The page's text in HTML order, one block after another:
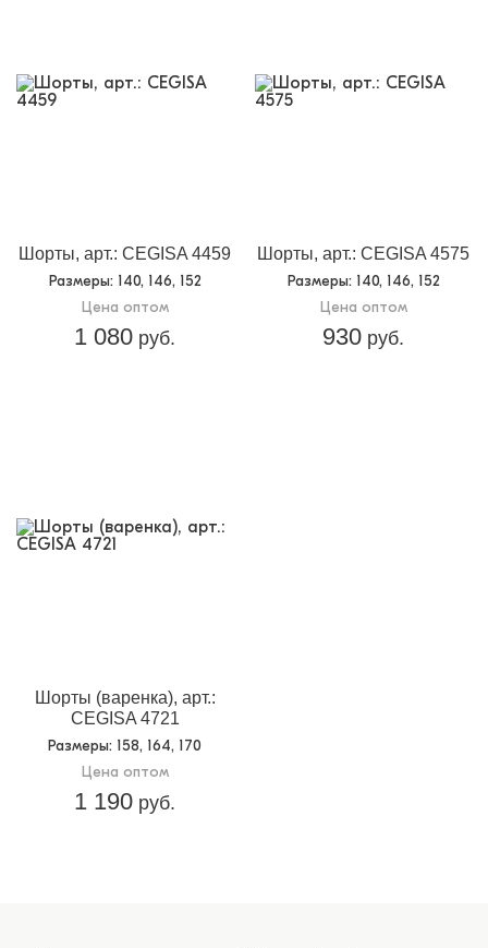
Шорты, арт.: CEGISA 4459
Размеры: 140, 146, 152
Цена оптом
1 080 руб.
Шорты, арт.: CEGISA 4575
Размеры: 140, 146, 152
Цена оптом
930 руб.
Шорты (варенка), арт.:
CEGISA 4721
Размеры: 158, 164, 170
Цена оптом
1 190 руб.